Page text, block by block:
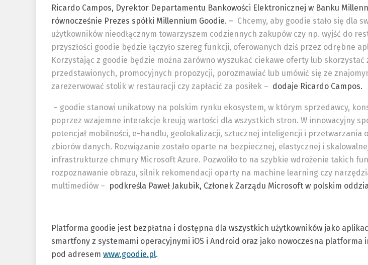
Ricardo Campos, Dyrektor Departamentu Bankowości Elektronicznej w Banku
równocześnie Prezes spółki Millennium Goodie. – Chcemy, aby goodie stało się dla
użytkowników nieodłącznym towarzyszem codziennych zakupów czy np. wyjść do
przyszłości goodie będzie łączyło szereg funkcji, oferowanych dziś przez odrębne
Korzystając z goodie będzie można zarówno wyszukać ciekawe oferty lub skorzystać
przedstawionych, promocyjnych propozycji, porozmawiać lub umówić się ze
zarezerwować stolik w restauracji czy zapłacić za posiłek – dodaje Ricardo Campos.
– goodie stanowi unikatowy na polskim rynku ekosystem, w którym sprzedawcy,
poprzez wzajemne interakcje kreują wartości dla wszystkich stron. W innowacyjny
potencjał mobilności, e-handlu, geolokalizacji, sztucznej inteligencji i przetwarzania
zbiorów danych. Rozwiązanie zostało oparte na bezpiecznej, elastycznej i
infrastrukturze chmury Microsoft Azure. Pozwoliło to na szybkie wdrożenie takich
rozpoznawanie obrazu, silnik rekomendacji oparty na machine learning czy
multimediów – podkreśla Paweł Jakubik, Członek Zarządu Microsoft w polskim
Platforma goodie jest bezpłatna i dostępna dla wszystkich użytkowników jako
smartfony z systemami operacyjnymi iOS i Android oraz jako nowoczesna platforma
pod adresem www.goodie.pl.